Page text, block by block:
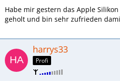
Habe mir gestern das Apple
geholt und bin sehr zufrieden
harrys33
Profi